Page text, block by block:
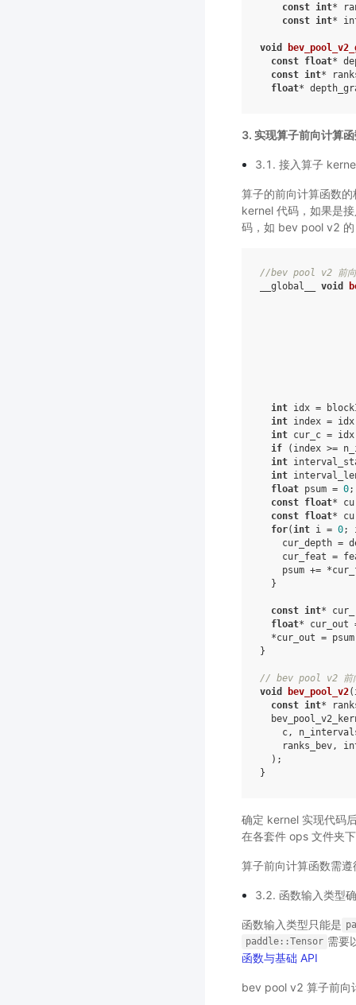
const int*
const int*
void
const float*
const int*
float*
3. 实现算子前向计算
3.1. 接入算子
算子的前向计算函数
kernel 代码，如果是
码，如 bev pool v2
//bev pool v2 前
__global__
void
int idx =
int index = idx
int cur_c = idx
if
( index >=
int
int
float psum = 0;
const float*
const float*
for(int i = 0;
cur_depth =
cur_feat =
psum += *
}
const int*
float* cur_out
*cur_out = psum
}
// bev pool v2 前
void
bev_pool_v2(
const int*
c,
ranks_bev,
);
}
确定 kernel 实现代码
在各套件 ops 文件夹
算子前向计算函数需
3.2. 函数输入类型
函数输入类型只能是
paddle::Tensor 需要
函数与基础 API
bev pool v2 算子前向